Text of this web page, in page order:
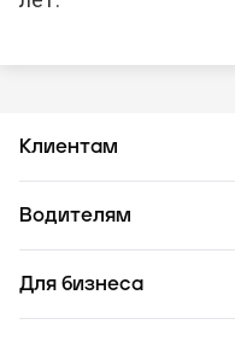
Клиентам
Водителям
Для бизнеса